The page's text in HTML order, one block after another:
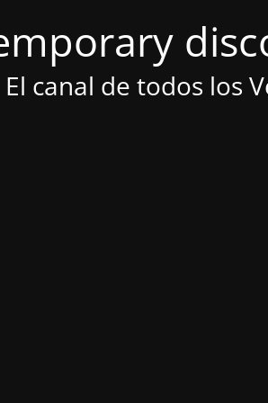
El canal de todos los